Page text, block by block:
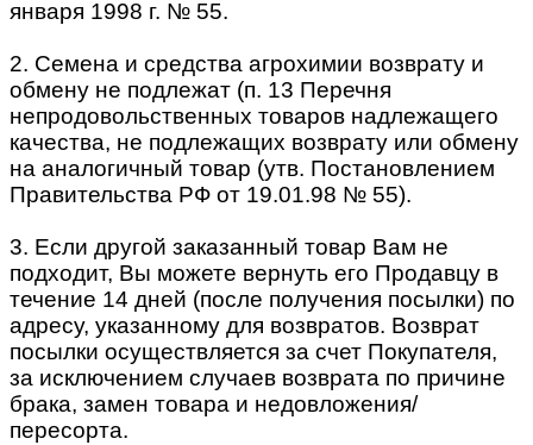
января 1998 г. № 55.
2. Семена и средства агрохимии возврату и
обмену не подлежат (п. 13 Перечня
непродовольственных товаров надлежащего
качества, не подлежащих возврату или обмену
на аналогичный товар (утв. Постановлением
Правительства РФ от 19.01.98 № 55).
3. Если другой заказанный товар Вам не
подходит, Вы можете вернуть его Продавцу в
течение 14 дней (после получения посылки) по
адресу, указанному для возвратов. Возврат
посылки осуществляется за счет Покупателя,
за исключением случаев возврата по причине
брака, замен товара и недовложения/
пересорта.